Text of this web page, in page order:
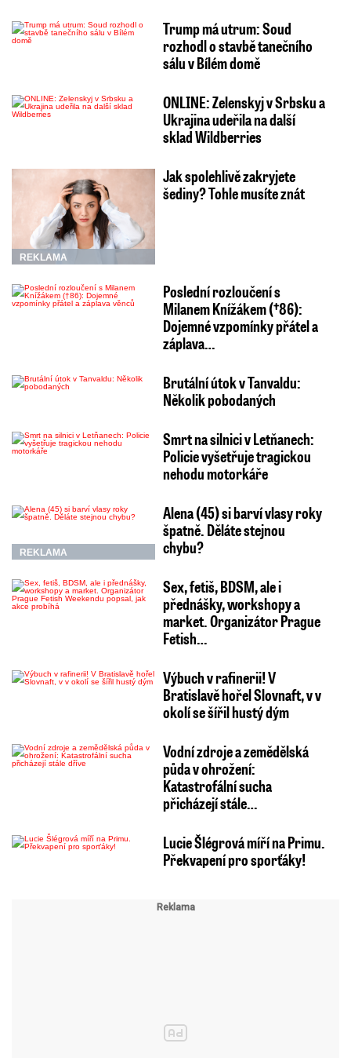
Trump má utrum: Soud
rozhodl o stavbě tanečního
sálu v Bílém domě
ONLINE: Zelenskyj v Srbsku a
Ukrajina udeřila na další
sklad Wildberries
REKLAMA
Jak spolehlivě zakryjete
šediny? Tohle musíte znát
Poslední rozloučení s
Milanem Knížákem (†86):
Dojemné vzpomínky přátel a
záplava…
Brutální útok v Tanvaldu:
Několik pobodaných
Smrt na silnici v Letňanech:
Policie vyšetřuje tragickou
nehodu motorkáře
REKLAMA
Alena (45) si barví vlasy roky
špatně. Děláte stejnou
chybu?
Sex, fetiš, BDSM, ale i
přednášky, workshopy a
market. Organizátor Prague
Fetish…
Výbuch v rafinerii! V
Bratislavě hořel Slovnaft, v v
okolí se šířil hustý dým
Vodní zdroje a zemědělská
půda v ohrožení:
Katastrofální sucha
přicházejí stále…
Lucie Šlégrová míří na Primu.
Překvapení pro sporťáky!